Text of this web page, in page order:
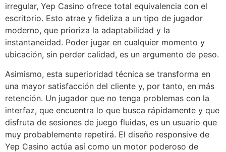
irregular, Yep Casino ofrece total equivalencia con el
escritorio. Esto atrae y fideliza a un tipo de jugador
moderno, que prioriza la adaptabilidad y la
instantaneidad. Poder jugar en cualquier momento y
ubicación, sin perder calidad, es un argumento de peso.
Asimismo, esta superioridad técnica se transforma en
una mayor satisfacción del cliente y, por tanto, en más
retención. Un jugador que no tenga problemas con la
interfaz, que encuentra lo que busca rápidamente y que
disfruta de sesiones de juego fluidas, es un usuario que
muy probablemente repetirá. El diseño responsive de
Yep Casino actúa así como un motor poderoso de